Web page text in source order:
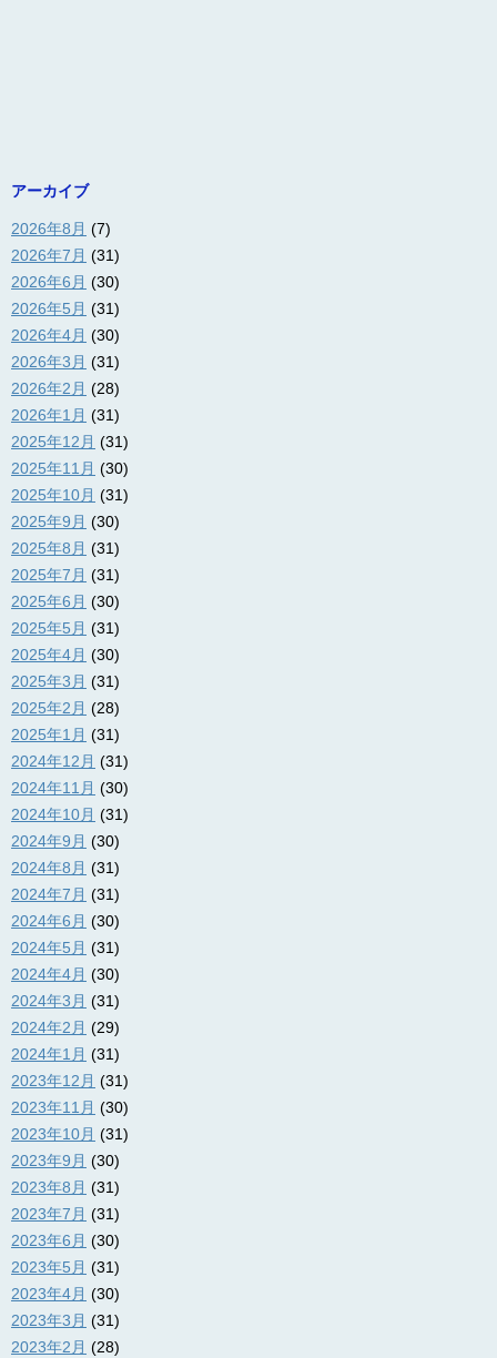
アーカイブ
2026年8月 (7)
2026年7月 (31)
2026年6月 (30)
2026年5月 (31)
2026年4月 (30)
2026年3月 (31)
2026年2月 (28)
2026年1月 (31)
2025年12月 (31)
2025年11月 (30)
2025年10月 (31)
2025年9月 (30)
2025年8月 (31)
2025年7月 (31)
2025年6月 (30)
2025年5月 (31)
2025年4月 (30)
2025年3月 (31)
2025年2月 (28)
2025年1月 (31)
2024年12月 (31)
2024年11月 (30)
2024年10月 (31)
2024年9月 (30)
2024年8月 (31)
2024年7月 (31)
2024年6月 (30)
2024年5月 (31)
2024年4月 (30)
2024年3月 (31)
2024年2月 (29)
2024年1月 (31)
2023年12月 (31)
2023年11月 (30)
2023年10月 (31)
2023年9月 (30)
2023年8月 (31)
2023年7月 (31)
2023年6月 (30)
2023年5月 (31)
2023年4月 (30)
2023年3月 (31)
2023年2月 (28)